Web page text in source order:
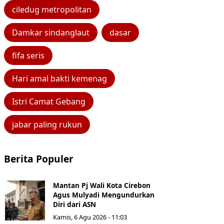
ciledug metropolitan
Damkar sindanglaut dasar
fifa seris
Hari amal bakti kemenag
Istri Camat Gebang
jabar paling rukun
Berita Populer
Mantan Pj Wali Kota Cirebon
Agus Mulyadi Mengundurkan
Diri dari ASN
Kamis, 6 Agu 2026 - 11:03